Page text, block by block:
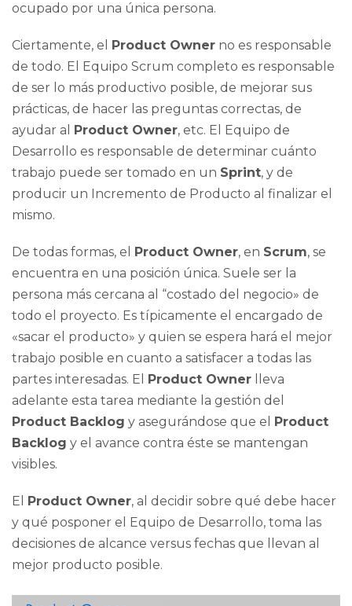
ocupado por una única persona.
Ciertamente, el Product Owner no es responsable
de todo. El Equipo Scrum completo es responsable
de ser lo más productivo posible, de mejorar sus
prácticas, de hacer las preguntas correctas, de
ayudar al Product Owner, etc. El Equipo de
Desarrollo es responsable de determinar cuánto
trabajo puede ser tomado en un Sprint, y de
producir un Incremento de Producto al finalizar el
mismo.
De todas formas, el Product Owner, en Scrum, se
encuentra en una posición única. Suele ser la
persona más cercana al “costado del negocio» de
todo el proyecto. Es típicamente el encargado de
«sacar el producto» y quien se espera hará el mejor
trabajo posible en cuanto a satisfacer a todas las
partes interesadas. El Product Owner lleva
adelante esta tarea mediante la gestión del
Product Backlog y asegurándose que el Product
Backlog y el avance contra éste se mantengan
visibles.
El Product Owner, al decidir sobre qué debe hacer
y qué posponer el Equipo de Desarrollo, toma las
decisiones de alcance versus fechas que llevan al
mejor producto posible.